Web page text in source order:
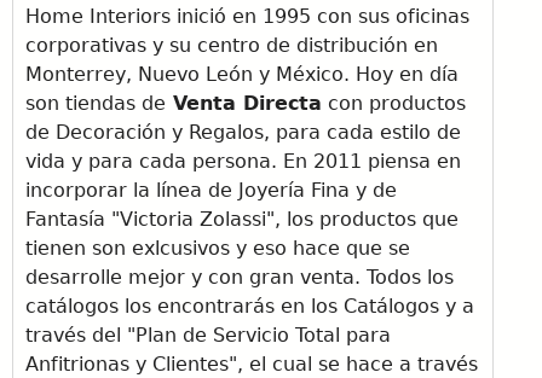
Home Interiors inició en 1995 con sus oficinas
corporativas y su centro de distribución en
Monterrey, Nuevo León y México. Hoy en día
son tiendas de Venta Directa con productos
de Decoración y Regalos, para cada estilo de
vida y para cada persona. En 2011 piensa en
incorporar la línea de Joyería Fina y de
Fantasía "Victoria Zolassi", los productos que
tienen son exlcusivos y eso hace que se
desarrolle mejor y con gran venta. Todos los
catálogos los encontrarás en los Catálogos y a
través del "Plan de Servicio Total para
Anfitrionas y Clientes", el cual se hace a través